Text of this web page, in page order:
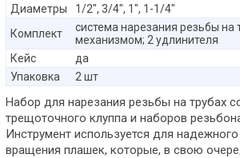
Диаметры
1/2", 3/4", 1", 1-1/4"
Комплект
система нарезания резьбы на
механизмом; 2 удлинителя
Кейс
да
Упаковка
2 шт
Набор для нарезания резьбы на трубах
трещоточного клуппа и наборов
Инструмент используется для
вращения плашек, которые, в свою